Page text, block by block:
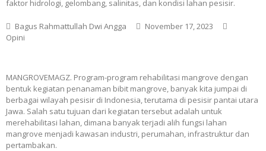
Bagus Rahmattullah Dwi Angga
November 17, 2023
Opini
MANGROVEMAGZ. Program-program rehabilitasi mangrove dengan
bentuk kegiatan penanaman bibit mangrove, banyak kita jumpai di
berbagai wilayah pesisir di Indonesia, terutama di pesisir pantai utara
Jawa. Salah satu tujuan dari kegiatan tersebut adalah untuk
merehabilitasi lahan, dimana banyak terjadi alih fungsi lahan
mangrove menjadi kawasan industri, perumahan, infrastruktur dan
pertambakan.